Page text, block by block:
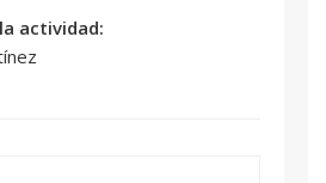
actividad: